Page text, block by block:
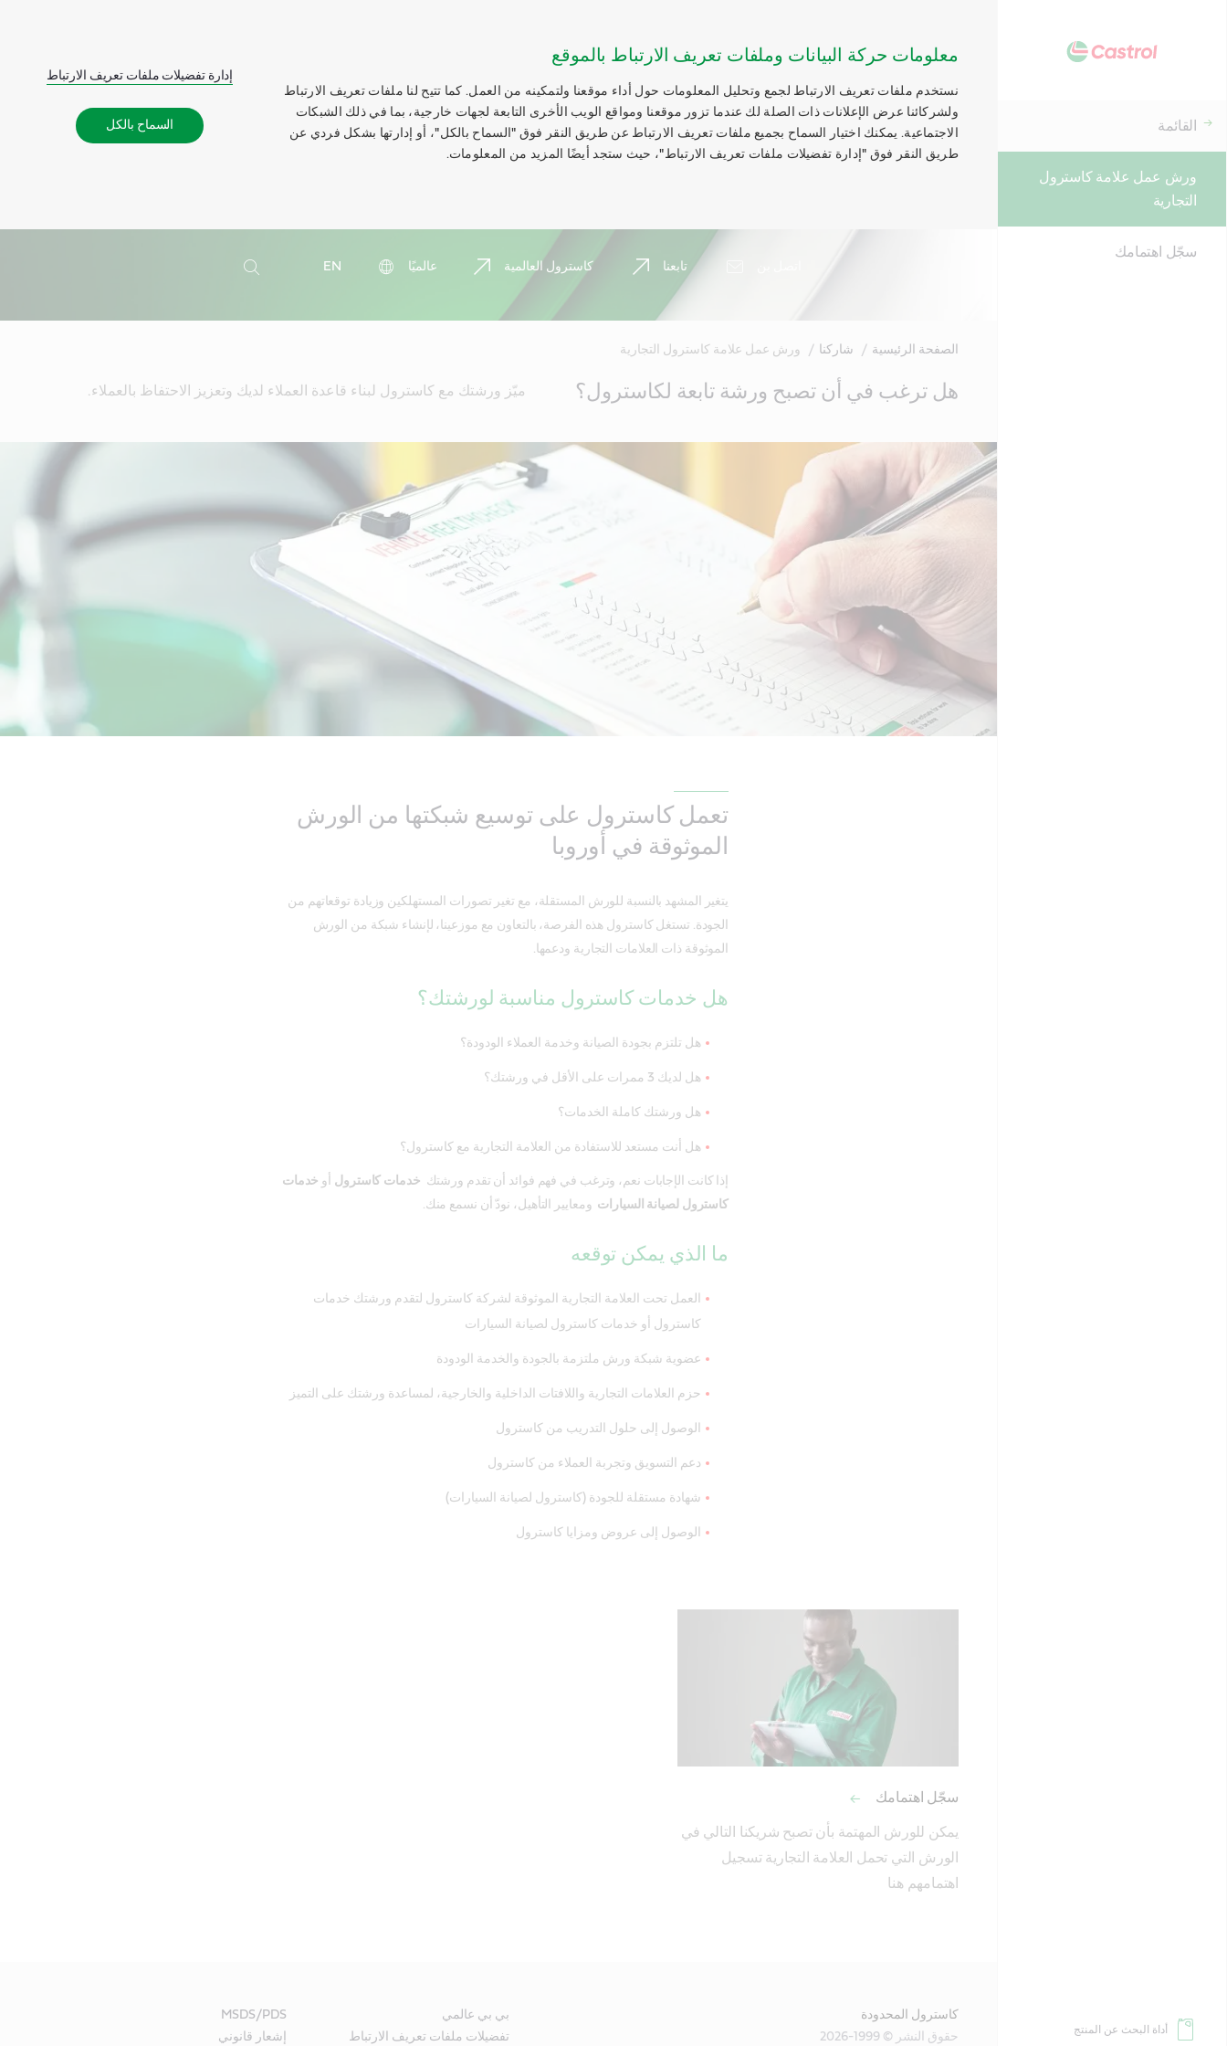
معلومات حركة البيانات وملفات تعريف الارتباط بالموقع
نستخدم ملفات تعريف الارتباط لجمع وتحليل المعلومات حول أداء موقعنا ولتمكينه من العمل. كما تتيح لنا ملفات تعريف الارتباط
ولشركائنا عرض الإعلانات ذات الصلة لك عندما تزور موقعنا ومواقع الويب الأخرى التابعة لجهات خارجية، بما في ذلك الشبكات
الاجتماعية. يمكنك اختيار السماح بجميع ملفات تعريف الارتباط عن طريق النقر فوق "السماح بالكل"، أو إدارتها بشكل فردي عن
طريق النقر فوق "إدارة تفضيلات ملفات تعريف الارتباط"، حيث ستجد أيضًا المزيد من المعلومات.
إدارة تفضيلات ملفات تعريف الارتباط
السماح بالكل
تابعنا كاسترول العالمية عالميًا
EN
بحث
القائمة
ورش عمل علامة كاسترول
التجارية
سجّل اهتمامك
أداة البحث عن المنتج
الصفحة الرئيسية شاركنا ورش عمل علامة كاسترول التجارية
Contentهل ترغب في أن تصبح ورشة تابعة لكاسترول؟ ميّز ورشتك مع كاسترول لبناء قاعدة العملاء لديك وتعزيز الاحتفاظ بالعملاء.
تعمل كاسترول على توسيع شبكتها من الورش
الموثوقة في أوروبا
يتغير المشهد بالنسبة للورش المستقلة، مع تغير تصورات المستهلكين وزيادة توقعاتهم من
الجودة. تستغل كاسترول هذه الفرصة، بالتعاون مع موزعينا، لإنشاء شبكة من الورش
الموثوقة ذات العلامات التجارية ودعمها.
هل خدمات كاسترول مناسبة لورشتك؟
هل تلتزم بجودة الصيانة وخدمة العملاء الودودة؟
هل لديك 3 ممرات على الأقل في ورشتك؟
هل ورشتك كاملة الخدمات؟
هل أنت مستعد للاستفادة من العلامة التجارية مع كاسترول؟
إذا كانت الإجابات نعم، وترغب في فهم فوائد أن تقدم ورشتك خدمات كاسترول أو خدمات
كاسترول لصيانة السيارات ومعايير التأهيل، نودّ أن نسمع منك.
ما الذي يمكن توقعه
العمل تحت العلامة التجارية الموثوقة لشركة كاسترول لتقدم ورشتك خدمات
كاسترول أو خدمات كاسترول لصيانة السيارات
عضوية شبكة ورش ملتزمة بالجودة والخدمة الودودة
حزم العلامات التجارية واللافتات الداخلية والخارجية، لمساعدة ورشتك على التميز
الوصول إلى حلول التدريب من كاسترول
دعم التسويق وتجربة العملاء من كاسترول
شهادة مستقلة للجودة (كاسترول لصيانة السيارات)
الوصول إلى عروض ومزايا كاسترول
سجّل اهتمامك
اهتمامهم هنا
كاسترول المحدودة
حقوق النشر © 1999-2026
بي بي عالمي
MSDS/PDS
تفضيلات ملفات تعريف الارتباط
إشعار قانوني